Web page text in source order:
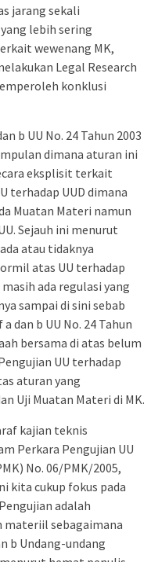
jarang sekali
lebih sering
wewenang MK,
Legal Research
konklusi
b UU No. 24 Tahun 2003
dimana aturan ini
eksplisit terkait
terhadap UUD dimana
Muatan Materi namun
Sejauh ini menurut
atau tidaknya
atas UU terhadap
ada regulasi yang
sampai di sini sebab
dan b UU No. 24 Tahun
bersama di atas belum
UU terhadap
aturan yang
Uji Muatan Materi di MK.
kajian teknis
Perkara Pengujian UU
No. 06/PMK/2005,
kita cukup fokus pada
adalah
sebagaimana
b Undang-undang